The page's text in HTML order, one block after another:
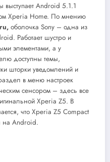
выступает Android 5.1.1
Xperia Home. По мнению
оболочка Sony – одна из
Работает шустро и
элементами, а у
доступны темы,
шторки уведомлений и
в меню настроек
сенсором – здесь все
Xperia Z5. В
что Xperia Z5 Compact
на Android.